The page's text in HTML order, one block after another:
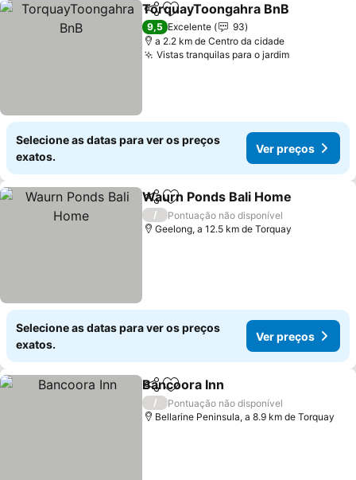
PartilharAdicionar aos favoritos
TorquayToongahra BnB
9,5 Excelente
93
a 2.2 km de Centro da cidade
Vistas tranquilas para o jardimVer preços
Selecione as datas para ver os preços
exatos.
Ver preços
PartilharAdicionar aos favoritos
Waurn Ponds Bali Home
/
Pontuação não disponível
Geelong, a 12.5 km de Torquay
Selecione as datas para ver os preços
exatos.
Ver preços
PartilharAdicionar aos favoritos
Bancoora Inn
/
Pontuação não disponível
Bellarine Peninsula, a 8.9 km de Torquay